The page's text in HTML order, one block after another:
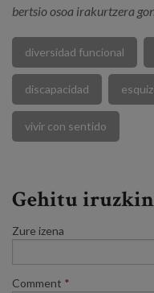
bertsio osoa irakurtzera
diversidad funcional
discapacidad
vivir con sentido
Gehitu
Zure izena
Comment *